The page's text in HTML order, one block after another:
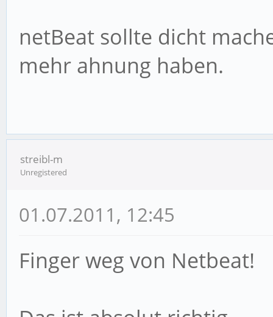
netBeat sollte dicht
mehr ahnung haben.
streibl-m
Unregistered
01.07.2011, 12:45
Finger weg von Netbeat!